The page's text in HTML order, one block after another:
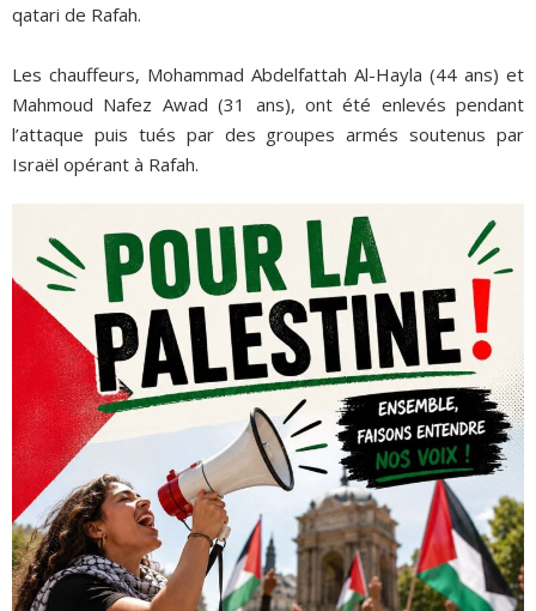
qatari de Rafah.
Les chauffeurs, Mohammad Abdelfattah Al-Hayla (44 ans) et
Mahmoud Nafez Awad (31 ans), ont été enlevés pendant
l’attaque puis tués par des groupes armés soutenus par
Israël opérant à Rafah.